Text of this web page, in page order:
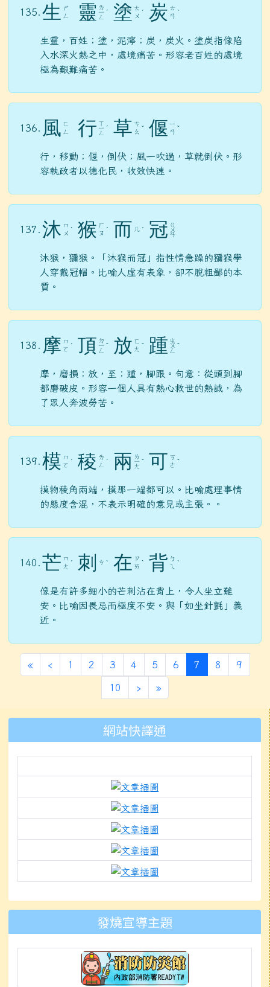
135. 生
ㄕ
ㄥ
靈 ㄌ
ㄧ
ㄥ
ˊ 塗 ㄊ
ㄨ ˊ 炭 ㄊ
ㄢ ˋ
生靈，百姓；塗，泥濘；炭，炭火。塗炭指像陷
入水深火熱之中，處境痛苦。形容老百姓的處境
極為艱難痛苦。
136. 風 ㄈ
ㄥ
行 ㄒ
ㄧ
ㄥ
ˊ 草 ㄘ
ㄠ ˇ 偃 ㄧ
ㄢ ˇ
行，移動；偃，倒伏；風一吹過，草就倒伏。形
容執政者以德化民，收效快速。
137. 沐 ㄇ
ㄨ ˋ 猴 ㄏ
ㄡ ˊ 而 ㄦ ˊ 冠 ㄍ
ㄨ
ㄢ
沐猴，獼猴。「沐猴而冠」指性情急躁的獼猴學
人穿戴冠帽。比喻人虛有表象，卻不脫粗鄙的本
質。
138. 摩 ㄇ
ㄛ ˊ 頂 ㄉ
ㄧ
ㄥ
ˇ 放 ㄈ
ㄤ ˇ 踵 ㄓ
ㄨ
ㄥ
ˇ
摩，磨損；放，至；踵，腳跟。句意：從頭到腳
都磨破皮。形容一個人具有熱心救世的熱誠，為
了眾人奔波勞苦。
139. 模 ㄇ
ㄛ ˊ 稜 ㄌ
ㄥ
ˊ 兩 ㄌ
ㄧ
ㄤ
ˇ 可 ㄎ
ㄜ ˇ
摸物稜角兩端，摸那一端都可以。比喻處理事情
的態度含混，不表示明確的意見或主張。。
140. 芒 ㄇ
ㄤ ˊ 刺 ㄘ ˋ 在 ㄗ
ㄞ ˋ 背 ㄅ
ㄟ ˋ
像是有許多細小的芒刺沾在背上，令人坐立難
安。比喻因畏忌而極度不安。與「如坐針氈」義
近。
«第一頁
‹ 上一頁
1 2 3 4 5 6 7 (目前頁次)
8 9
10 ›下一頁
»最後頁
網站快譯通
link to https://
link to https://
link to https://
link to https://
link to https://
to https://
發燒宣導主題